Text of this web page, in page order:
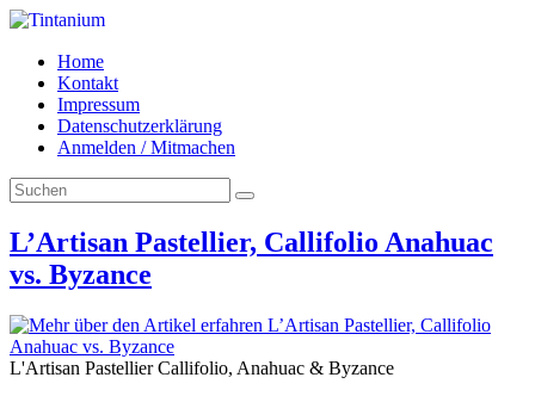
Home
Kontakt
Impressum
Datenschutzerklärung
Anmelden / Mitmachen
L’Artisan Pastellier, Callifolio Anahuac
vs. Byzance
L'Artisan Pastellier Callifolio, Anahuac & Byzance